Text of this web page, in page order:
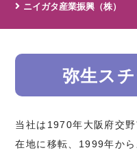
ニイガタ産業振興（株）
弥生ス
当社は1970年大阪府交
在地に移転、1999年か